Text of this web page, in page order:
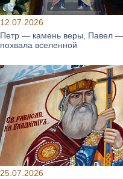
12.07.2026
Петр — камень веры, Павел —
похвала вселенной
25.07.2026